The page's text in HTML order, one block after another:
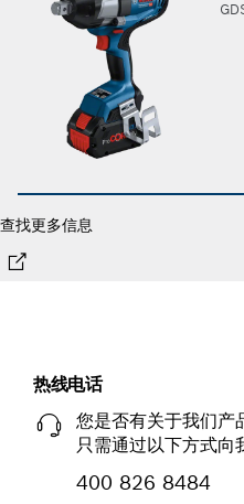
查找更多信息
热线电话
您是否有关于我们产
只需通过以下方式向
400 826 8484